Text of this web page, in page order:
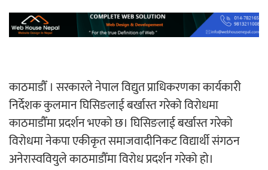
अर्जुन चन्द्रको ‘संवेदनाका प्रतिध्वनि’
मुक्तकसङ्ग्रह लोकार्पण
काठमाडौँ । सरकारले नेपाल विद्युत प्राधिकरणका कार्यकारी
निर्देशक कुलमान घिसिङलाई बर्खास्त गरेको विरोधमा
काठमाडौँमा प्रदर्शन भएको छ। घिसिङलाई बर्खास्त गरेको
विरोधमा नेकपा एकीकृत समाजवादीनिकट विद्यार्थी संगठन
अनेरास्ववियुले काठमाडौँमा विरोध प्रदर्शन गरेको हो।